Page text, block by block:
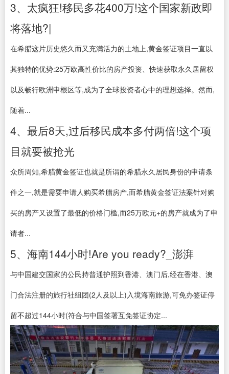
3、太疯狂!移民多花400万!这个国家新政即
将落地?|
在希腊这片历史悠久而又充满活力的土地上,黄金签证项目一直以
其独特的优势:25万欧高性价比的房产投资、快速获取永久居留权
以及畅行欧洲申根区等,成为了全球投资者心中的理想选择。然而,
随着...
4、最后8天,过后移民成本多付两倍!这个项
目就要被抢光
众所周知,希腊黄金签证也就是所谓的希腊永久居民身份的申请条
件之一,就是需要申请人购买希腊房产,而希腊黄金签证法案针对购
买的房产又设置了最低的价格门槛,而25万欧元+的房产就成为了申
请者...
5、海南144小时!Are you ready?_澎湃
与中国建交国家的公民持普通护照到香港、澳门后,经在香港、澳
门合法注册的旅行社组团(2人及以上)入境海南旅游,可免办签证停
留不超过144小时(符合与中国签署互免签证协定...